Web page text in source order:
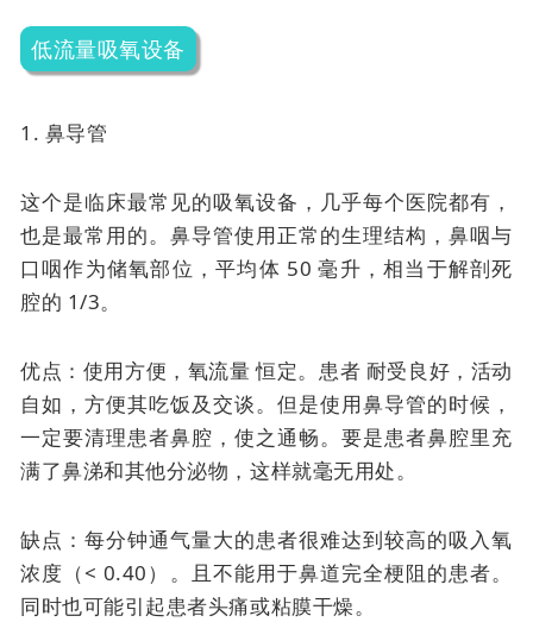
低流量吸氧设备
1. 鼻导管
这个是临床最常见的吸氧设备，几乎每个医院都有，
也是最常用的。鼻导管使用正常的生理结构，鼻咽与
口咽作为储氧部位，平均体 50 毫升，相当于解剖死
腔的 1/3。
优点：使用方便， 氧流量恒定。患者 耐受良好，活动
自如，方便其吃饭及交谈。但是使用鼻导管的时候，
一定要清理患者鼻腔，使之通畅。要是患者鼻腔里充
满了鼻涕和其他分泌物，这样就毫无用处。
缺点：每分钟通气量大的患者很难达到较高的吸入氧
浓度（< 0.40）。且不能用于鼻道完全梗阻的患者。
同时也可能引起患者头痛或粘膜干燥。